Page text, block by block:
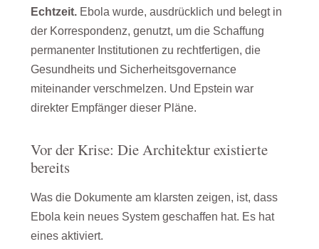
Echtzeit.Ebola wurde, ausdrücklich und belegt in
der Korrespondenz, genutzt, um die Schaffung
permanenter Institutionen zu rechtfertigen, die
Gesundheits und Sicherheitsgovernance
miteinander verschmelzen. Und Epstein war
direkter Empfänger dieser Pläne.
Vor der Krise: Die Architektur existierte
bereits
Was die Dokumente am klarsten zeigen, ist, dass
Ebola kein neues System geschaffen hat. Es hat
eines aktiviert.